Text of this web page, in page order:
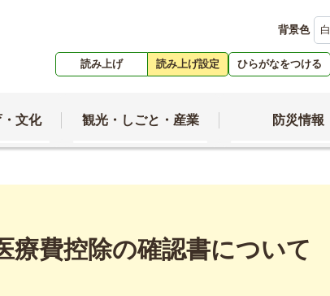
背景色 白
読み上げ 読み上げ設定 ひらがなをつける
文化 観光・しごと・産業 防災情報
療費控除の確認書について